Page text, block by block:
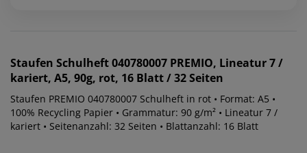
Staufen Schulheft 040780007 PREMIO, Lineatur 7 /
kariert, A5, 90g, rot, 16 Blatt / 32 Seiten
Staufen PREMIO 040780007 Schulheft in rot • Format: A5 •
100% Recycling Papier • Grammatur: 90 g/m² • Lineatur 7 /
kariert • Seitenanzahl: 32 Seiten • Blattanzahl: 16 Blatt